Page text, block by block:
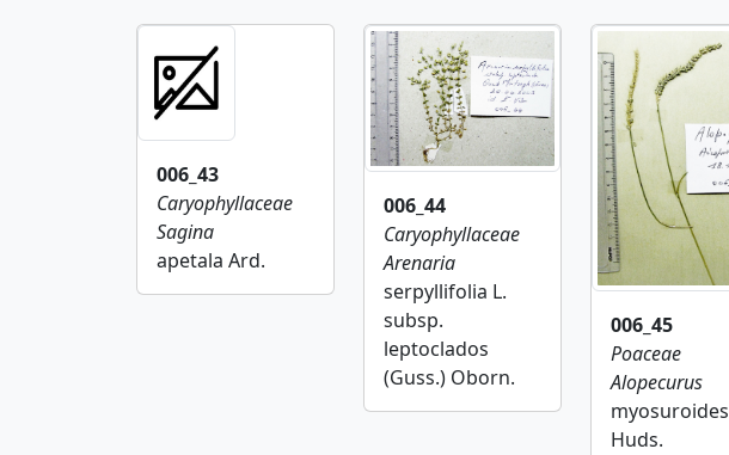
006_43
Caryophyllaceae
Sagina
apetala Ard.
006_44
Caryophyllaceae
Arenaria
serpyllifolia L.
subsp.
leptoclados
(Guss.) Oborn.
006_45
Poaceae
Alopecurus
myosuroides
Huds.